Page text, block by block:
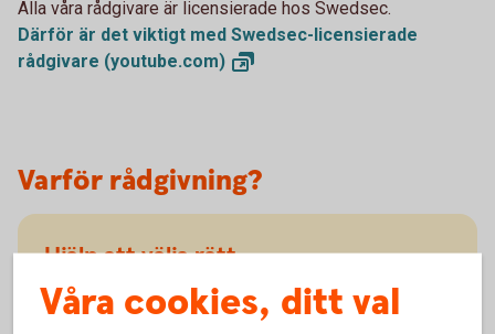
Alla våra rådgivare är licensierade hos Swedsec.
Därför är det viktigt med Swedsec-licensierade
rådgivare (youtube.com)
Varför rådgivning?
Hjälp att välja rätt
Det är bra att se över ditt sparande regelbundet så
Våra cookies, ditt val